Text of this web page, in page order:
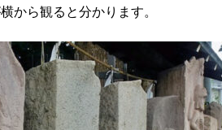
から観ると分かります。